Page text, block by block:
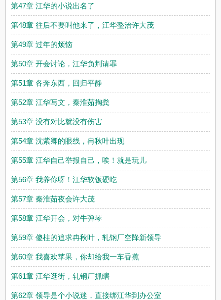
第47章 江华的小说出名了
第48章 往后不要叫他来了，江华整治许大茂
第49章 过年的烦恼
第50章 开会讨论，江华负荆请罪
第51章 各奔东西，回归平静
第52章 江华写文，秦淮茹掏粪
第53章 没有对比就没有伤害
第54章 沈紫卿的眼线，冉秋叶出现
第55章 江华自己举报自己，唉！就是玩儿
第56章 我养你呀！江华软饭硬吃
第57章 秦淮茹夜会许大茂
第58章 江华开会，对牛弹琴
第59章 傻柱的追求冉秋叶，轧钢厂空降新领导
第60章 我喜欢苹果，你却给我一车香蕉
第61章 江华逛街，轧钢厂抓瞎
第62章 领导是个小说迷，直接绑江华到办公室